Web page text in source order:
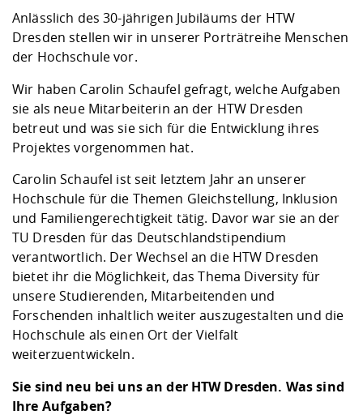
Vorbereitung
Checkliste zum
Studien- und
und Physik
Digitales Lernen
Fremdsprachen
Jobs, Praktika,
Studieren in
Studentenwerk
Angebote der
Arbeit
Career Service
Formulare und
Internationale
Formulare und
FIS -
Prototyping und
Gründung und
Kooperationen
Kontakt &
Klimaschutz &
Förderverein
Gremien und
Informatik/
Maschinenbau
Angebote für Unternehmen
Kontakt und Anfahrt
Qualitätssicherung
Anlässlich des 30-jährigen Jubiläums der HTW
Dresden stellen wir in unserer Porträtreihe Menschen
der Hochschule vor.
Wir haben Carolin Schaufel gefragt, welche Aufgaben
sie als neue Mitarbeiterin an der HTW Dresden
betreut und was sie sich für die Entwicklung ihres
Projektes vorgenommen hat.
Carolin Schaufel ist seit letztem Jahr an unserer
Hochschule für die Themen Gleichstellung, Inklusion
und Familiengerechtigkeit tätig. Davor war sie an der
TU Dresden für das Deutschlandstipendium
verantwortlich. Der Wechsel an die HTW Dresden
bietet ihr die Möglichkeit, das Thema Diversity für
unsere Studierenden, Mitarbeitenden und
Forschenden inhaltlich weiter auszugestalten und die
Hochschule als einen Ort der Vielfalt
weiterzuentwickeln.
Sie sind neu bei uns an der HTW Dresden. Was sind
Ihre Aufgaben?